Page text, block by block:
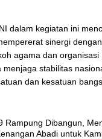
dalam kegiatan ini
sinergi
agama dan organisasi
stabilitas
dan kesatuan
Rampung Dibangun,
Abadi untuk